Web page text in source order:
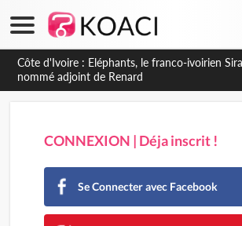
Côte d'Ivoire : Eléphants, le franco-ivoirien
nommé adjoint de Renard
CONNEXION | Déja inscrit !
Se Connecter avec Facebook